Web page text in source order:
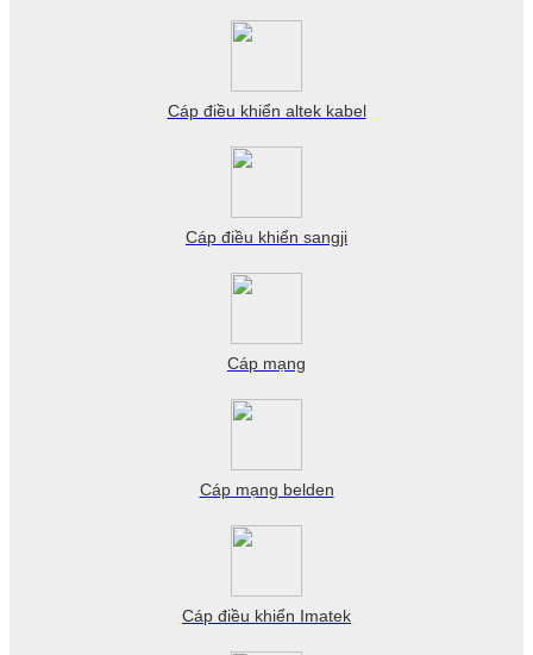
Cáp điều khiển altek kabel
Cáp điều khiển sangji
Cáp mạng
Cáp mạng belden
Cáp điều khiển Imatek